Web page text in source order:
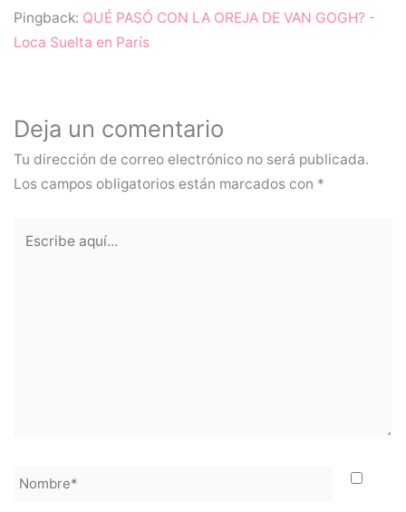
Pingback: QUÉ PASÓ CON LA OREJA DE VAN GOGH? -
Loca Suelta en París
Deja un comentario
Tu dirección de correo electrónico no será publicada.
Los campos obligatorios están marcados con *
Nombre*